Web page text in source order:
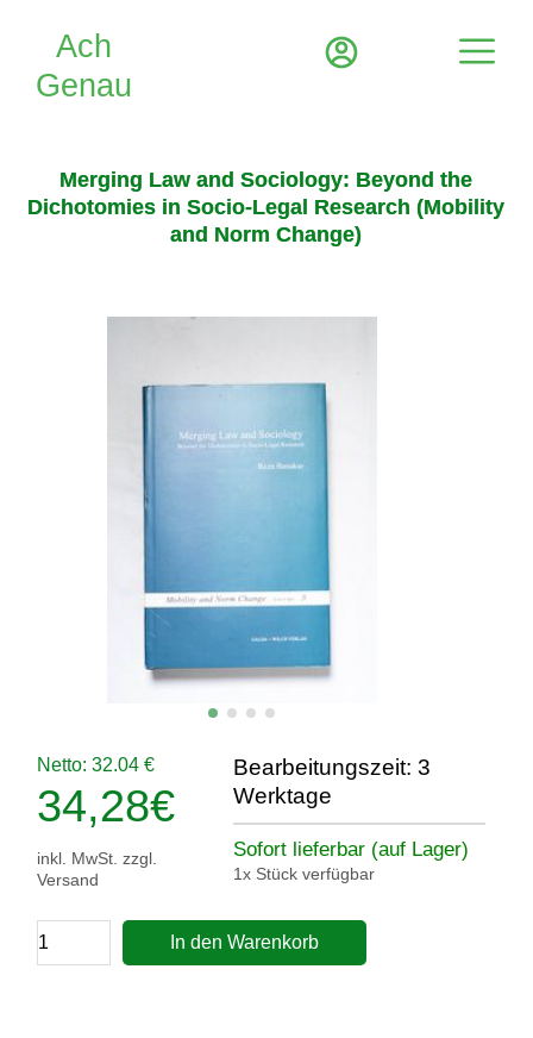
Merging Law and Sociology: Beyond the
Dichotomies in Socio-Legal Research (Mobility
and Norm Change)
Netto: 32.04 €
34,28€
inkl. MwSt. zzgl.
Versand
In den Warenkorb
Bearbeitungszeit: 3
Werktage
Sofort lieferbar (auf Lager)
1x Stück verfügbar